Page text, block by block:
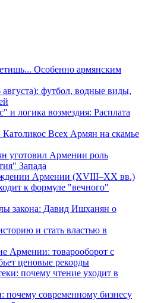
Особенно армянским
футбол, водные виды,
и логика возмездия: Расплата
Всех Армян на скамье
уготовил Армении роль
Запада
Армении (XVIII–XX вв.)
к формуле "вечного"
закона: Давид Ишханян о
и стать властью в
Армении: товарооборот с
ценовые рекорды
почему чтение уходит в
почему современному бизнесу